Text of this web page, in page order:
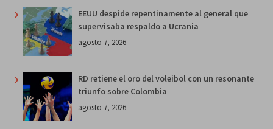
EEUU despide repentinamente al general que
supervisaba respaldo a Ucrania
agosto 7, 2026
RD retiene el oro del voleibol con un resonante
triunfo sobre Colombia
agosto 7, 2026